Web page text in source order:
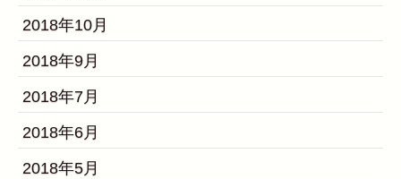
2018年10月
2018年9月
2018年7月
2018年6月
2018年5月